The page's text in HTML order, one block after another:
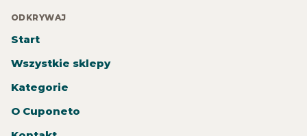
ODKRYWAJ
Start
Wszystkie sklepy
Kategorie
O Cuponeto